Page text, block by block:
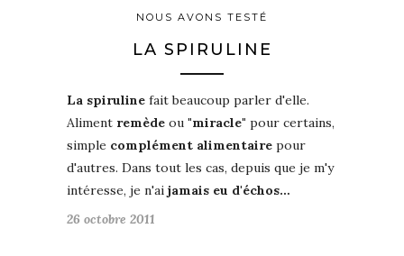
NOUS AVONS TESTÉ
LA SPIRULINE
La spiruline fait beaucoup parler d'elle.
Aliment remède ou "miracle" pour certains,
simple complément alimentaire pour
d'autres. Dans tout les cas, depuis que je m'y
intéresse, je n'ai jamais eu d'échos…
26 octobre 2011